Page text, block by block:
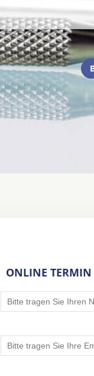
ONLINE TERMIN